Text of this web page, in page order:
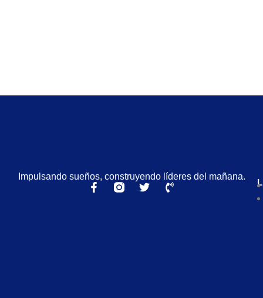
Impulsando sueños, construyendo líderes del mañana.